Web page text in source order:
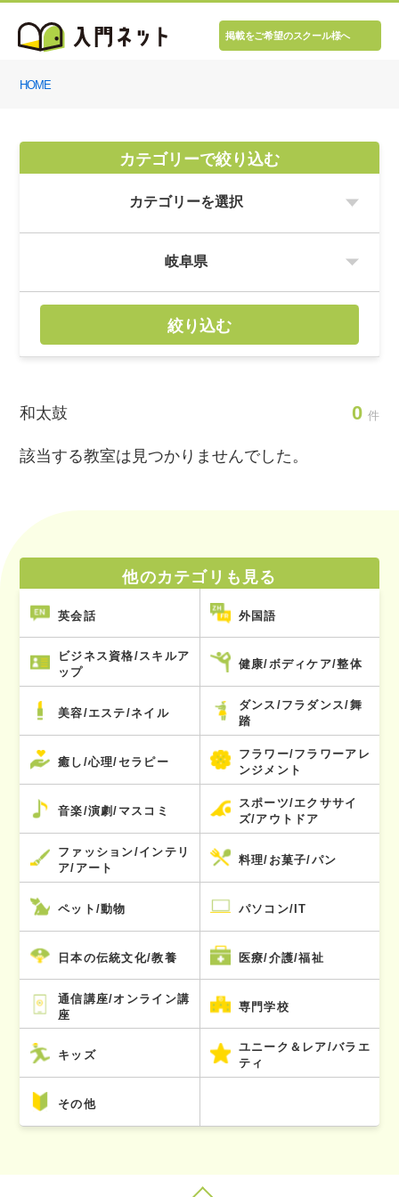
掲載をご希望のスクール様へ
HOME
カテゴリーで絞り込む
絞り込む
和太鼓 0 件
該当する教室は見つかりませんでした。
他のカテゴリも見る
英会話 外国語
ビジネス資格/スキルア
ップ
健康/ボディケア/整体
美容/エステ/ネイル
ダンス/フラダンス/舞
踏
癒し/心理/セラピー
フラワー/フラワーアレ
ンジメント
音楽/演劇/マスコミ
スポーツ/エクササイ
ズ/アウトドア
ファッション/インテリ
ア/アート
料理/お菓子/パン
ペット/動物 パソコン/IT
日本の伝統文化/教養 医療/介護/福祉
通信講座/オンライン講
座
専門学校
キッズ
ユニーク＆レア/バラエ
ティ
その他